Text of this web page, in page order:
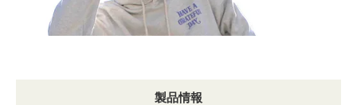
製品情報